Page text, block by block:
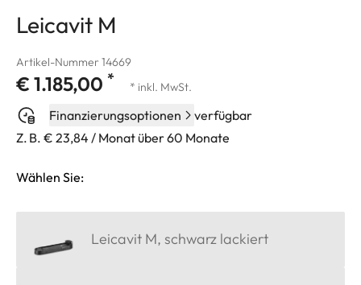
Leicavit M
Artikel-Nummer 14669
€ 1.185,00 * * inkl. MwSt.
Finanzierungsoptionen
verfügbar
Z. B. € 23,84 / Monat über 60 Monate
Wählen Sie:
Leicavit M, schwarz lackiert